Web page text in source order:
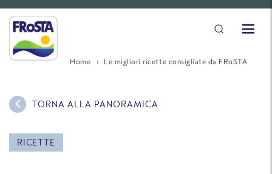
Home Le migliori ricette consigliate da FRoSTA
RICETTE
TORNA ALLA PANORAMICA